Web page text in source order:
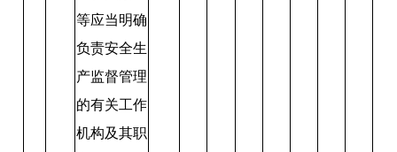
等应当明确
负责安全生
产监督管理
的有关工作
机构及其职